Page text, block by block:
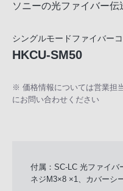
ソニーの光ファイバー
シングルモードファイバー
HKCU-SM50
※ 価格情報については営業担
にお問い合わせください
付属：SC-LC 光ファイバ
ネジM3×8 ×1、カバーシ